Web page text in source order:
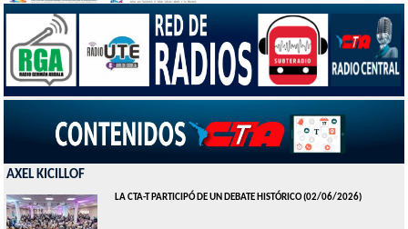
AXEL KICILLOF
LA CTA-T PARTICIPÓ DE UN DEBATE HISTÓRICO(02/06/2026)